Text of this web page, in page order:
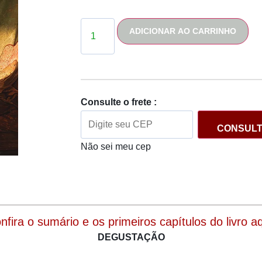
ADICIONAR AO CARRINHO
Consulte o frete :
Não sei meu cep
o sumário e os primeiros capítulos do livro
DEGUSTAÇÃO